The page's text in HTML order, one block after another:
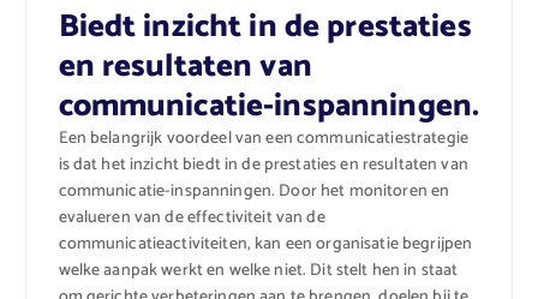
Biedt inzicht in de prestaties
en resultaten van
communicatie-inspanningen.
Een belangrijk voordeel van een communicatiestrategie
is dat het inzicht biedt in de prestaties en resultaten van
communicatie-inspanningen. Door het monitoren en
evalueren van de effectiviteit van de
communicatieactiviteiten, kan een organisatie begrijpen
welke aanpak werkt en welke niet. Dit stelt hen in staat